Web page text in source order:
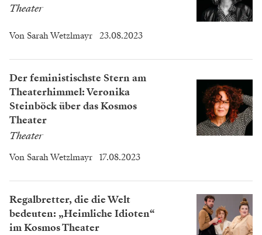
Theater
Von Sarah Wetzlmayr 23.08.2023
Der feministischste Stern am
Theaterhimmel: Veronika
Steinböck über das Kosmos
Theater
Theater
Von Sarah Wetzlmayr 17.08.2023
Regalbretter, die die Welt
bedeuten: „Heimliche Idioten“
im Kosmos Theater